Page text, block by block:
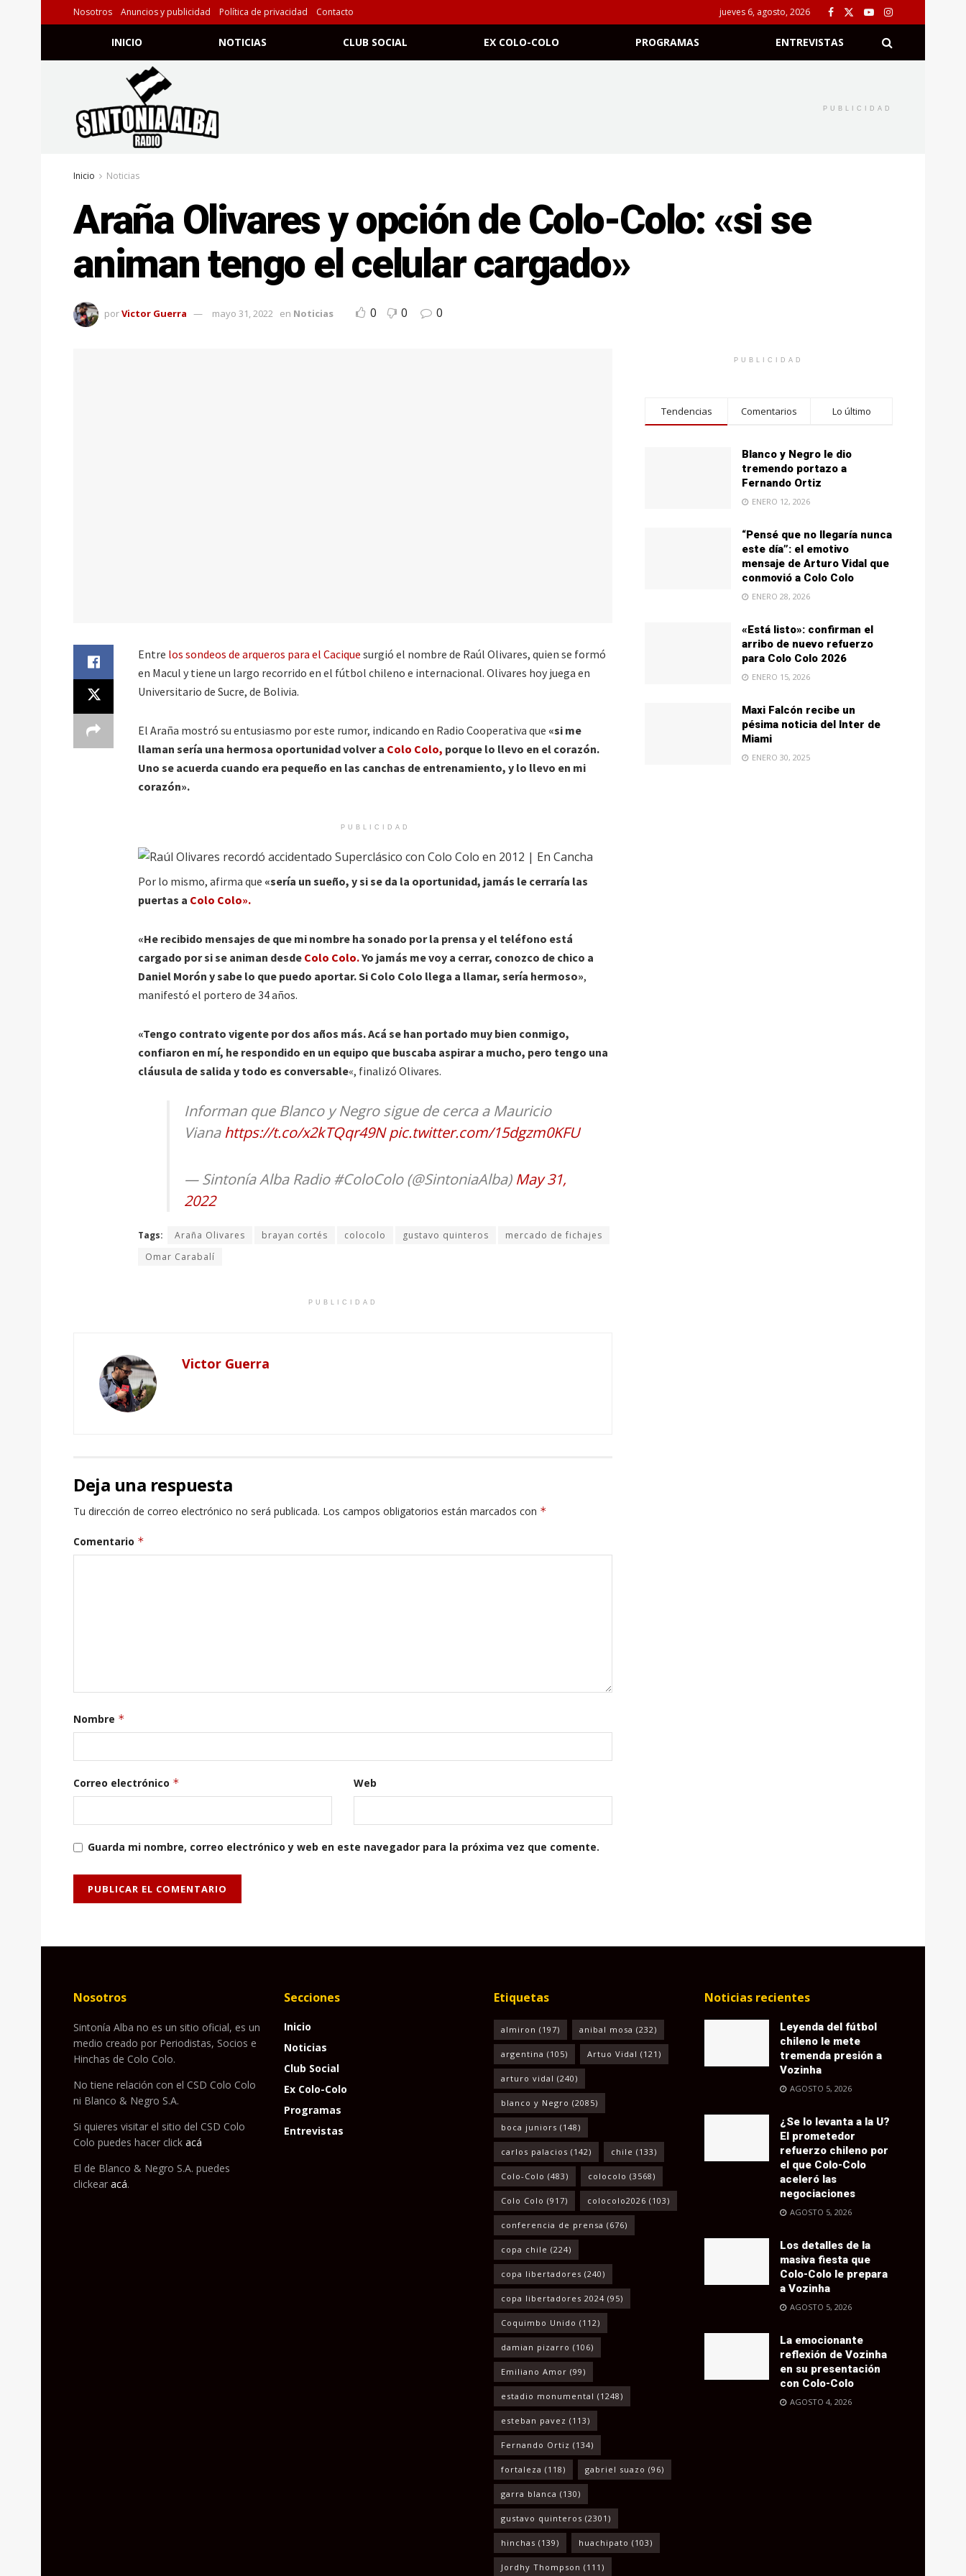
Nosotros Anuncios y publicidad Política de privacidad Contacto jueves 6, agosto, 2026
INICIO NOTICIAS CLUB SOCIAL EX COLO-COLO PROGRAMAS ENTREVISTAS
PUBLICIDAD
Inicio Noticias
Araña Olivares y opción de Colo-Colo: «si se
animan tengo el celular cargado»
porVictor Guerra mayo 31, 2022 en Noticias 0 0 0
Entre los sondeos de arqueros para el Cacique surgió el nombre de Raúl Olivares, quien se formó
en Macul y tiene un largo recorrido en el fútbol chileno e internacional. Olivares hoy juega en
Universitario de Sucre, de Bolivia.
El Araña mostró su entusiasmo por este rumor, indicando en Radio Cooperativa que «si me
llaman sería una hermosa oportunidad volver a Colo Colo, porque lo llevo en el corazón.
Uno se acuerda cuando era pequeño en las canchas de entrenamiento, y lo llevo en mi
corazón».
PUBLICIDAD
Por lo mismo, afirma que «sería un sueño, y si se da la oportunidad, jamás le cerraría las
puertas a Colo Colo».
«He recibido mensajes de que mi nombre ha sonado por la prensa y el teléfono está
cargado por si se animan desde Colo Colo.Yo jamás me voy a cerrar, conozco de chico a
Daniel Morón y sabe lo que puedo aportar. Si Colo Colo llega a llamar, sería hermoso»,
manifestó el portero de 34 años.
«Tengo contrato vigente por dos años más. Acá se han portado muy bien conmigo,
confiaron en mí, he respondido en un equipo que buscaba aspirar a mucho, pero tengo una
cláusula de salida y todo es conversable«, finalizó Olivares.
Informan que Blanco y Negro sigue de cerca a Mauricio
Vianahttps://t.co/x2kTQqr49N pic.twitter.com/15dgzm0KFU
— Sintonía Alba Radio #ColoColo (@SintoniaAlba) May 31,
2022
Tags: Araña Olivares brayan cortés colocolo gustavo quinteros
mercado de fichajes
Omar Carabalí
PUBLICIDAD
Victor Guerra
Deja una respuesta
Tu dirección de correo electrónico no será publicada. Los campos obligatorios están marcados con *
Comentario *
Nombre *
Correo electrónico * Web
Guarda mi nombre, correo electrónico y web en este navegador para la próxima vez que comente.
PUBLICIDAD
Tendencias Comentarios Lo último
Blanco y Negro le dio
tremendo portazo a
Fernando Ortiz
ENERO 12, 2026
“Pensé que no llegaría nunca
este día”: el emotivo
mensaje de Arturo Vidal que
conmovió a Colo Colo
ENERO 28, 2026
«Está listo»: confirman el
arribo de nuevo refuerzo
para Colo Colo 2026
ENERO 15, 2026
Maxi Falcón recibe un
pésima noticia del Inter de
Miami
ENERO 30, 2025
Nosotros
Sintonía Alba no es un sitio oficial, es un
medio creado por Periodistas, Socios e
Hinchas de Colo Colo.
No tiene relación con el CSD Colo Colo
ni Blanco & Negro S.A.
Si quieres visitar el sitio del CSD Colo
Colo puedes hacer click acá
El de Blanco & Negro S.A. puedes
clickear acá.
Secciones
Inicio
Noticias
Club Social
Ex Colo-Colo
Programas
Entrevistas
Etiquetas
almiron (197) anibal mosa (232)
argentina (105) Artuo Vidal (121)
arturo vidal (240)
blanco y Negro (2085)
boca juniors (148)
carlos palacios (142) chile (133)
Colo-Colo (483) colocolo (3568)
Colo Colo (917) colocolo2026 (103)
conferencia de prensa (676)
copa chile (224)
copa libertadores (240)
copa libertadores 2024 (95)
Coquimbo Unido (112)
damian pizarro (106)
Emiliano Amor (99)
estadio monumental (1248)
esteban pavez (113)
Fernando Ortiz (134)
fortaleza (118) gabriel suazo (96)
garra blanca (130)
gustavo quinteros (2301)
hinchas (139) huachipato (103)
Jordhy Thompson (111)
Noticias recientes
Leyenda del fútbol
chileno le mete
tremenda presión a
Vozinha
AGOSTO 5, 2026
¿Se lo levanta a la U?
El prometedor
refuerzo chileno por
el que Colo-Colo
aceleró las
negociaciones
AGOSTO 5, 2026
Los detalles de la
masiva fiesta que
Colo-Colo le prepara
a Vozinha
AGOSTO 5, 2026
La emocionante
reflexión de Vozinha
en su presentación
con Colo-Colo
AGOSTO 4, 2026